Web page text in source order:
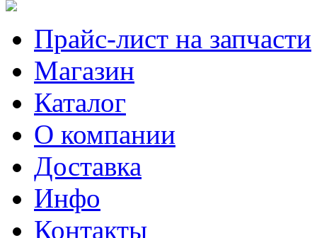
Прайс-лист на запчасти
Магазин
Каталог
О компании
Доставка
Инфо
Контакты